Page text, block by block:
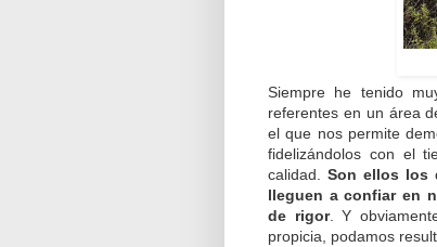
Siempre he tenido
referentes en un área
el que nos permite
fidelizándolos con el
calidad.Son ellos los
lleguen a confiar en
de rigor. Y
propicia, podamos